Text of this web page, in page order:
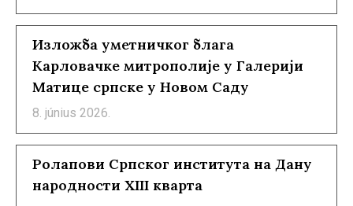
Изложба уметничког блага
Карловачке митрополије у Галерији
Матице српске у Новом Саду
8. június 2026.
Ролапови Српског института на Дану
народности XIII кварта